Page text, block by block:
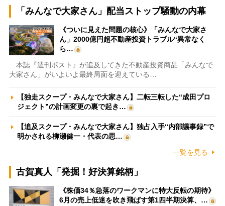
「みんなで大家さん」配当ストップ騒動の内幕
《ついに見えた問題の核心》「みんなで大家さ
ん」2000億円超不動産投資トラブル“異常なく
ら…
本誌『週刊ポスト』が追及してきた不動産投資商品「みんなで
大家さん」がいよいよ最終局面を迎えている…
【独走スクープ・みんなで大家さん】二転三転した“成田プロ
ジェクト”の計画変更の裏で起き…
【追及スクープ・みんなで大家さん】独占入手“内部議事録”で
明かされる柳瀬健一・代表の思…
一覧を見る
古賀真人「発掘！好決算銘柄」
《株価34％急落のワークマンに特大反転の期待》
6月の売上低迷を吹き飛ばす第1四半期決算、…